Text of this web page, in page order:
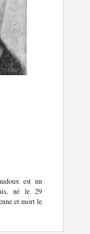
est un
né le 29
et mort le